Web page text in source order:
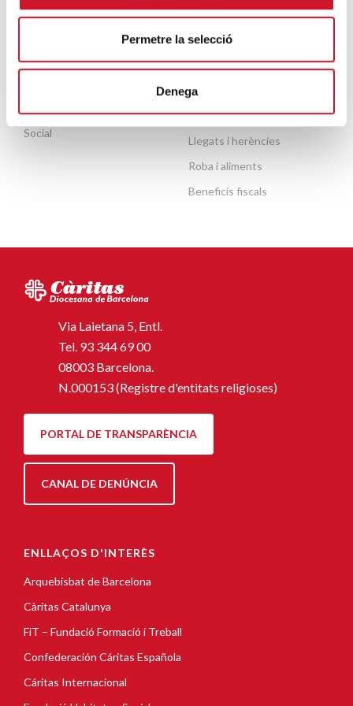
Permetre la selecció
Denega
Publicacions
Observatori de la Realitat
Social
COL·LABORA
Fes un donatiu o fes-te soci
Fes voluntariat
Entitats amb cor
Llegats i herències
Roba i aliments
Beneficis fiscals
Via Laietana 5, Entl.
Tel. 93 344 69 00
08003 Barcelona.
N.000153 (Registre d'entitats religioses)
PORTAL DE TRANSPARÈNCIA
CANAL DE DENÚNCIA
ENLLAÇOS D'INTERÈS
Arquebisbat de Barcelona
Càritas Catalunya
FiT – Fundació Formació i Treball
Confederación Cáritas Española
Cáritas Internacional